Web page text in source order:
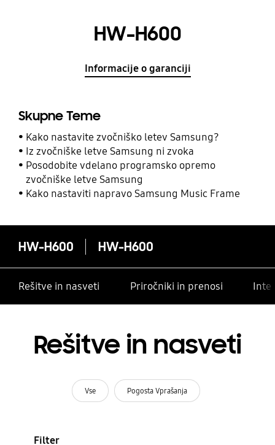
HW-H600
Informacije o garanciji
Skupne Teme
Kako nastavite zvočniško letev Samsung?
Iz zvočniške letve Samsung ni zvoka
Posodobite vdelano programsko opremo
zvočniške letve Samsung
Kako nastaviti napravo Samsung Music Frame
HW-H600 HW-H600
Rešitve in nasveti Priročniki in prenosi
Rešitve in nasveti
Vse Pogosta Vprašanja
Filter